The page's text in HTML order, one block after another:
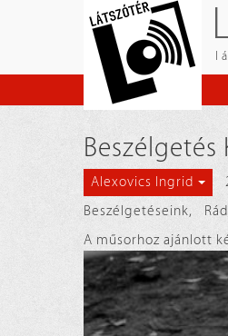
Beszélgetés
Alexovics Ingrid
Beszélgetéseink,
A műsorhoz ajánlott